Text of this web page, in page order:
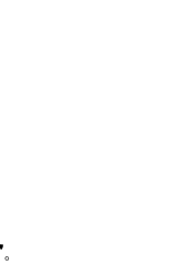
。